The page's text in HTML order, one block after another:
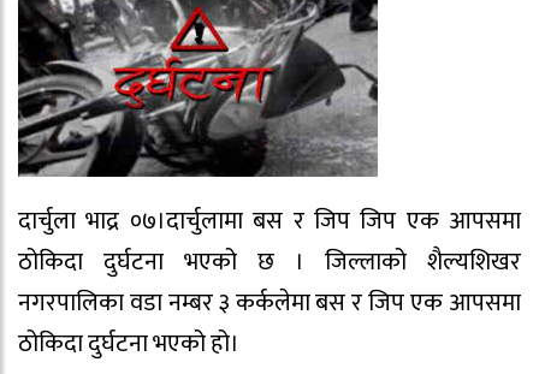
दार्चुला भाद्र ०७।दार्चुलामा बस र जिप जिप एक आपसमा
ठोकिदा दुर्घटना भएको छ । जिल्लाको शैल्यशिखर
नगरपालिका वडा नम्बर ३ कर्कलेमा बस र जिप एक आपसमा
ठोकिदा दुर्घटना भएको हो।